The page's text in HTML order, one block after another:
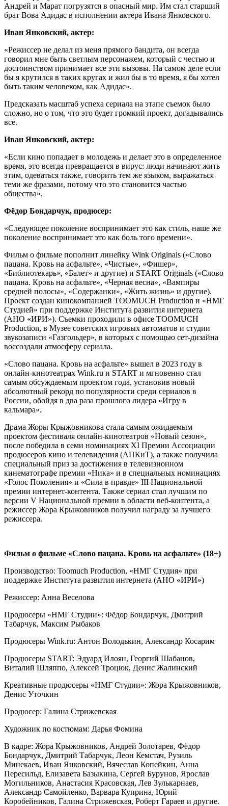
Андрей и Марат погрузятся в опасный мир. Им стал старший
брат Вова Адидас в исполнении актера Ивана Янковского.
Иван Янковский, актер:
«Режиссер не делал из меня прямого бандита, он всегда
говорил мне быть светлым персонажем, который с честью и
достоинством принимает все эти вызовы. На самом деле если
бы я крутился в таких кругах и жил бы в то время, я бы хотел
быть таким человеком, как Адидас».
Предсказать масштаб успеха сериала на этапе съемок было
сложно, но о том, что это будет громкий проект, догадывались
все.
Иван Янковский, актер:
«Если кино попадает в молодежь и делает это в определенное
время, это всегда превращается в вирус: люди начинают жить
этим, одеваться также, говорить тем же языком, выражаться
теми же фразами, потому что это становится частью
общества».
Фёдор Бондарчук, продюсер:
«Следующее поколение воспринимает это как стиль, наше же
поколение воспринимает это как боль того времени».
Фильм о фильме пополнит линейку Wink Originals («‎Слово
пацана. Кровь на асфальте»‎, «Чистые», «Фишер»,
«‎Библиотекарь»‎, «Балет» и другие) и START Originals («‎Слово
пацана. Кровь на асфальте», «‎Черная весна», «‎Вампиры
средней полосы», «‎Содержанки», «‎Жить жизнь» и другие).
Проект создан кинокомпанией TOOMUCH Production и «НМГ
Студией» при поддержке Института развития интернета
(АНО «ИРИ»). Съемки проходили в офисе TOOMUCH
Production, в Музее советских игровых автоматов и студии
звукозаписи «Газгольдер», в которых с помощью сет-дизайна
воссоздали атмосферу сериала.
«Слово пацана. Кровь на асфальте» вышел в 2023 году в
онлайн-кинотеатрах Wink.ru и START и мгновенно стал
самым обсуждаемым проектом года, установив новый
абсолютный рекорд по популярности среди сериалов в
России, обойдя в два раза прошлого лидера «Игру в
кальмара».
Драма Жоры Крыжовникова стала самым ожидаемым
проектом фестиваля онлайн-кинотеатров «‎Новый сезон»,
после победила в семи номинациях XI Премии Ассоциации
продюсеров кино и телевидения (АПКиТ), а также получила
специальный приз за достижения в телевизионном
кинематографе премии «Ника» и в специальных номинациях
«Голос Поколения» и «Сила в правде» III Национальной
премии интернет-контента. Также сериал стал лучшим по
версии V Национальной премии в области веб-контента, а
режиссер Жора Крыжовников получил награду за лучшего
режиссера.
Фильм о фильме «Слово пацана. Кровь на асфальте» (18+)
Производство: Toomuch Production, «НМГ Студия» при
поддержке Института развития интернета (АНО «ИРИ»)
Режиссер: Анна Веселова
Продюсеры «НМГ Студии»: Фёдор Бондарчук, Дмитрий
Табарчук, Максим Рыбаков
Продюсеры Wink.ru: Антон Володькин, Александр Косарим
Продюсеры START: Эдуард Илоян, Георгий Шабанов,
Виталий Шляппо, Алексей Троцюк, Денис Жалинский
Креативные продюсеры «НМГ Студии»: Жора Крыжовников,
Денис Уточкин
Продюсер: Галина Стрижевская
Художник по костюмам: Дарья Фомина
В кадре: Жора Крыжовников, Андрей Золотарев, Фёдор
Бондарчук, Дмитрий Табарчук, Леон Кемстач, Рузиль
Минекаев, Иван Янковский, Вячеслав Копейкин, Анна
Пересильд, Елизавета Базыкина, Сергей Бурунов, Ярослав
Могильников, Анастасия Красовская, Лев Зулькарнаев,
Александр Самойленко, Варвара Куприна, Юрий
Коробейников, Галина Стрижевская, Роберт Гараев и другие.